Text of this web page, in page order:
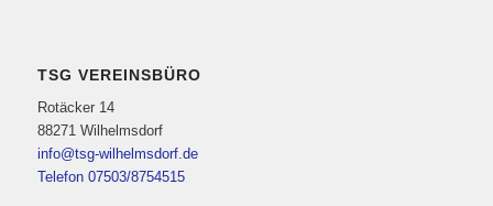
TSG VEREINSBÜRO
Rotäcker 14
88271 Wilhelmsdorf
info@tsg-wilhelmsdorf.de
Telefon 07503/8754515